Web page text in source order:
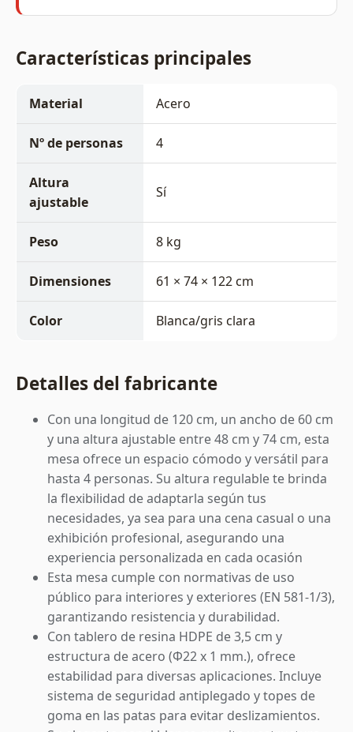
Características principales
Material Acero
Nº de personas 4
Altura
ajustable
Sí
Peso 8 kg
Dimensiones 61 × 74 × 122 cm
Color Blanca/gris clara
Detalles del fabricante
Con una longitud de 120 cm, un ancho de 60 cm
y una altura ajustable entre 48 cm y 74 cm, esta
mesa ofrece un espacio cómodo y versátil para
hasta 4 personas. Su altura regulable te brinda
la flexibilidad de adaptarla según tus
necesidades, ya sea para una cena casual o una
exhibición profesional, asegurando una
experiencia personalizada en cada ocasión
Esta mesa cumple con normativas de uso
público para interiores y exteriores (EN 581-1/3),
garantizando resistencia y durabilidad.
Con tablero de resina HDPE de 3,5 cm y
estructura de acero (Φ22 x 1 mm.), ofrece
estabilidad para diversas aplicaciones. Incluye
sistema de seguridad antiplegado y topes de
goma en las patas para evitar deslizamientos.